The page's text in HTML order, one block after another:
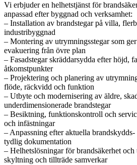
Vi erbjuder en helhetstjänst för
anpassad efter byggnad och verksamhet:
– Installation av brandstegar på villa,
industribyggnad
– Montering av utrymningsstegar som
evakuering från övre plan
– Fasadstegar skräddarsydda efter höjd,
åtkomstpunkter
– Projektering och planering av
flöde, räckvidd och funktion
– Utbyte och modernisering av äldre,
underdimensionerade brandstegar
– Besiktning, funktionskontroll och
och infästningar
– Anpassning efter aktuella
tydlig dokumentation
– Helhetslösningar för brandsäkerhet och
skyltning och tillträde samverkar